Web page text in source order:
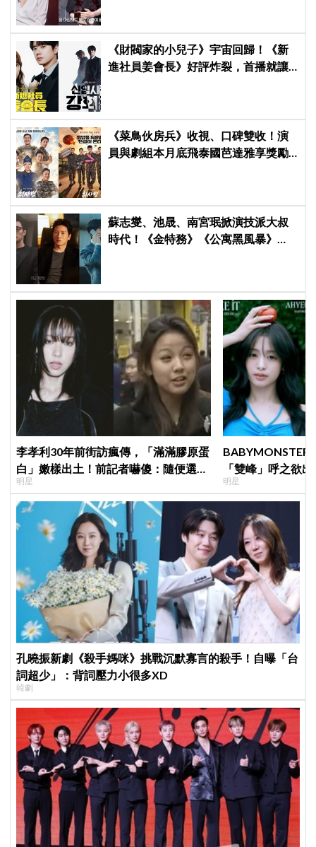
《財閥家的小兒子》宇宙回歸！《新
進社員姜會長》好評炸裂，首播就讓
《菜鳥伙房兵》收視、口碑雙收！演
員與劇組本月底飛泰國芭達雅享獎勵
蘇志燮、池晟、南宮珉掀演技派大叔
時代！《金特務》《公寓黑風暴》
李孝利30年前街訪瘋傳，「滿滿膠原蛋
白」嫩樣出土！前記者嚇傻：隨便選到
傳奇
明星
BABYMONSTER
「雙峰」呼之欲
小動作！網：造
明星
孔曉振新劇《殺手媽咪》挑戰沉默寡言的殺手！自曝「台
詞超少」：背詞壓力小很多XD
韓劇